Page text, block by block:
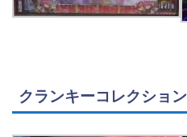
クランキーコレクション